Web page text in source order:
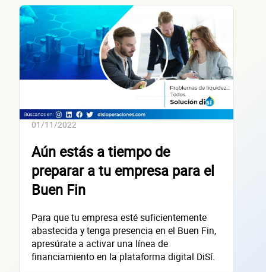
01/11/2022
Aún estás a tiempo de
preparar a tu empresa para el
Buen Fin
Para que tu empresa esté suficientemente
abastecida y tenga presencia en el Buen Fin,
apresúrate a activar una línea de
financiamiento en la plataforma digital DiSí.
Segundo apellido
Teléfono
Correo electrónico
Confirma tu correo electrónico
Datos